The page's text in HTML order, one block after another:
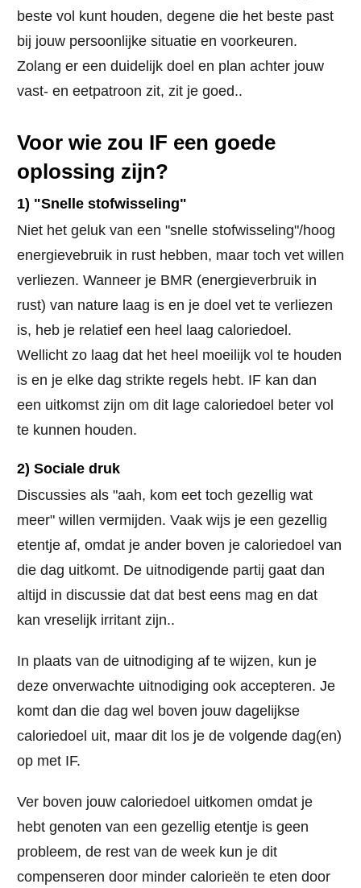
beste vol kunt houden, degene die het beste past
bij jouw persoonlijke situatie en voorkeuren.
Zolang er een duidelijk doel en plan achter jouw
vast- en eetpatroon zit, zit je goed..
Voor wie zou IF een goede
oplossing zijn?
1) "Snelle stofwisseling"
Niet het geluk van een "snelle stofwisseling"/hoog
energievebruik in rust hebben, maar toch vet willen
verliezen. Wanneer je BMR (energieverbruik in
rust) van nature laag is en je doel vet te verliezen
is, heb je relatief een heel laag caloriedoel.
Wellicht zo laag dat het heel moeilijk vol te houden
is en je elke dag strikte regels hebt. IF kan dan
een uitkomst zijn om dit lage caloriedoel beter vol
te kunnen houden.
2) Sociale druk
Discussies als "aah, kom eet toch gezellig wat
meer" willen vermijden. Vaak wijs je een gezellig
etentje af, omdat je ander boven je caloriedoel van
die dag uitkomt. De uitnodigende partij gaat dan
altijd in discussie dat dat best eens mag en dat
kan vreselijk irritant zijn..
In plaats van de uitnodiging af te wijzen, kun je
deze onverwachte uitnodiging ook accepteren. Je
komt dan die dag wel boven jouw dagelijkse
caloriedoel uit, maar dit los je de volgende dag(en)
op met IF.
Ver boven jouw caloriedoel uitkomen omdat je
hebt genoten van een gezellig etentje is geen
probleem, de rest van de week kun je dit
compenseren door minder calorieën te eten door